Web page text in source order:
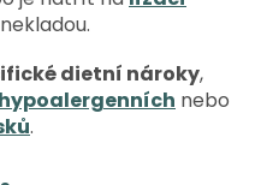
dietní nároky,
hypoalergenních nebo
.